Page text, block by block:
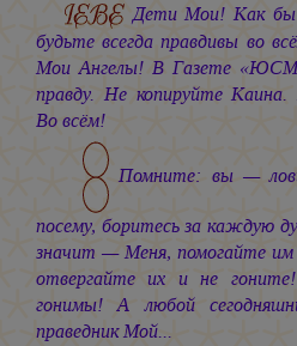
Дети Мои! Как бы
будьте всегда правдивы во
Мои Ангелы! В Газете
правду. Не копируйте
Во всём!
Помните: вы —
посему, боритесь за каждую
значит — Меня, помогайте
отвергайте их и не
гонимы! А любой
праведник Мой...